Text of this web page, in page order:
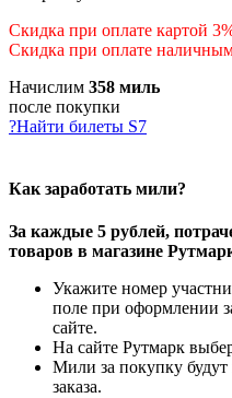
Скидка при оплате картой
Скидка при оплате
Начислим 358 миль
после покупки
?Найти билеты S7
Как заработать мили?
За каждые 5 рублей,
товаров в магазине
Укажите номер
поле при оформлении
сайте.
На сайте Рутмарк
Мили за покупку
заказа.